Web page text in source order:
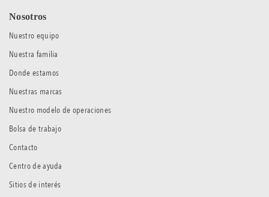
Nosotros
Nuestro equipo
Nuestra familia
Donde estamos
Nuestras marcas
Nuestro modelo de operaciones
Bolsa de trabajo
Contacto
Centro de ayuda
Sitios de interés